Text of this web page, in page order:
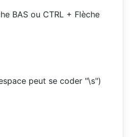
BAS ou CTRL + Flèche
peut se coder "\s")